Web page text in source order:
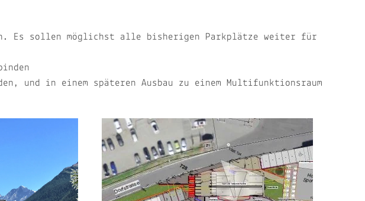
Es sollen möglichst alle bisherigen Parkplätze weiter für
und in einem späteren Ausbau zu einem Multifunktionsraum